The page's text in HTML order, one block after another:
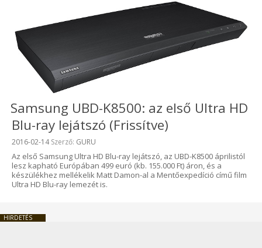
Samsung UBD-K8500: az első Ultra HD
Blu-ray lejátszó (Frissítve)
Beküldve:
2016-02-14Szerző: GURU
Az első Samsung Ultra HD Blu-ray lejátszó, az UBD-K8500 áprilistól
lesz kapható Európában 499 euró (kb. 155.000 Ft) áron, és a
készülékhez mellékelik Matt Damon-al a Mentőexpedíció című film
Ultra HD Blu-ray lemezét is.
HIRDETÉS